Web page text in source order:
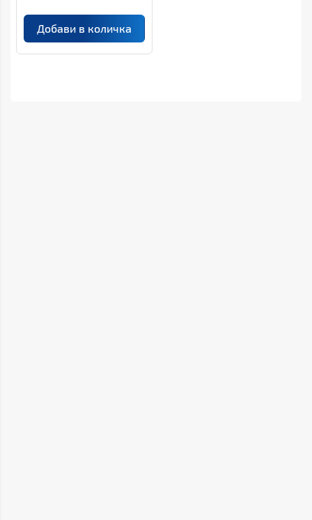
Добави в количка